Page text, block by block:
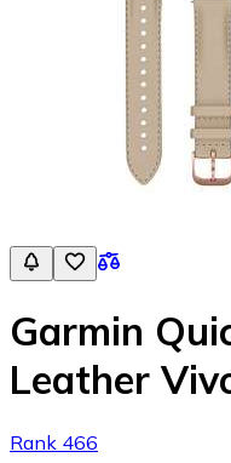
Garmin
Leather
Rank 466